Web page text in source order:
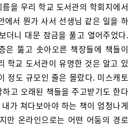
을 우리 학교 도서관의 학회지에서
에서 뭔가 사서 선생님 같은 일을 하
더니 대문 잠금을 풀고 열어주었다.
은 뚫고 솟아오른 책장들에 책들이
학교 도서관이 유명한 것은 알고 있
정도 규모인 줄은 몰랐다. 미스캐토
고 오래된 책들을 주고받기도 한다
가 쳐다보아야 하는 책이 엄청나게
만 온라인으로는 어떤 어둠의 경로